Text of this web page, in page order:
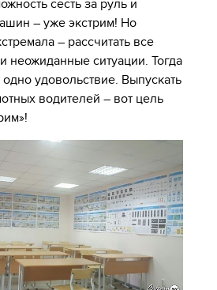
сесть за руль и
– уже экстрим! Но
– рассчитать все
неожиданные ситуации. Тогда
удовольствие. Выпускать
водителей – вот цель